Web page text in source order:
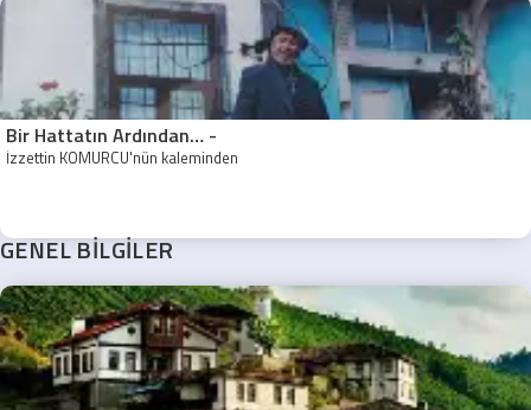
Bir Hattatın Ardından… -
İzzettin KÖMÜRCÜ'nün kaleminden
GENEL BİLGİLER